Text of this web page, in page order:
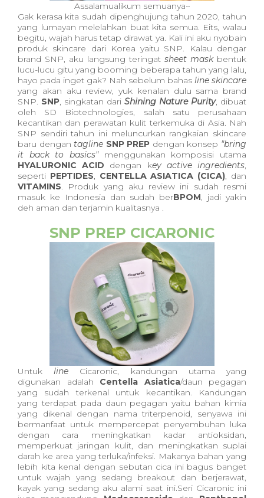
Assalamualikum semuanya~
Gak kerasa kita sudah dipenghujung tahun 2020, tahun
yang lumayan melelahkan buat kita semua. Eits, walau
begitu, wajah harus tetap dirawat ya. Kali ini aku nyobain
produk skincare dari Korea yaitu SNP. Kalau dengar
brand SNP, aku langsung teringat sheet maskbentuk
lucu-lucu gitu yang booming beberapa tahun yang lalu,
hayo pada inget gak? Nah sebelum bahas line skincare
yang akan aku review, yuk kenalan dulu sama brand
SNP. SNP, singkatan dari Shining Nature Purity, dibuat
oleh SD Biotechnologies, salah satu perusahaan
kecantikan dan perawatan kulit terkemuka di Asia. Nah
SNP sendiri tahun ini meluncurkan rangkaian skincare
baru dengan tagline SNP PREP dengan konsep "bring
it back to basics" menggunakan komposisi utama
HYALURONIC ACID dengan key active ingredients,
seperti PEPTIDES, CENTELLA ASIATICA (CICA), dan
VITAMINS. Produk yang aku review ini sudah resmi
masuk ke Indonesia dan sudah berBPOM, jadi yakin
deh aman dan terjamin kualitasnya .
SNP PREP CICARONIC
Untukline Cicaronic, kandungan utama yang
digunakan adalah Centella Asiatica/daun pegagan
yang sudah terkenal untuk kecantikan. Kandungan
yang terdapat pada daun pegagan yaitu bahan kimia
yang dikenal dengan nama triterpenoid, senyawa ini
bermanfaat untuk mempercepat penyembuhan luka
dengan cara meningkatkan kadar antioksidan,
memperkuat jaringan kulit, dan meningkatkan suplai
darah ke area yang terluka/infeksi. Makanya bahan yang
lebih kita kenal dengan sebutan cica ini bagus banget
untuk wajah yang sedang breakout dan berjerawat,
kayak yang sedang aku alami saat ini.Seri Cicaronic ini